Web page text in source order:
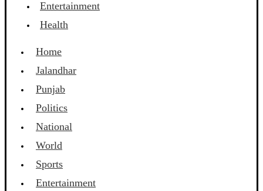
Entertainment
Health
Home
Jalandhar
Punjab
Politics
National
World
Sports
Entertainment